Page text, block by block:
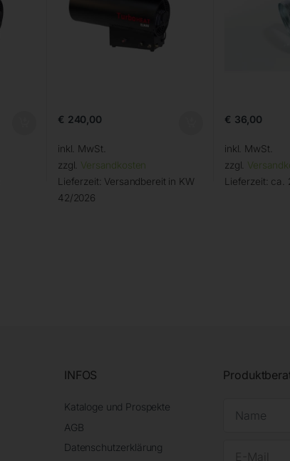
€ 240,00
inkl. MwSt.
zzgl. Versandkosten
Lieferzeit: Versandbereit in KW
42/2026
€ 36,00
inkl. MwSt.
zzgl.
Lieferzeit: ca.
INFOS
Kataloge und Prospekte
AGB
Datenschutzerklärung